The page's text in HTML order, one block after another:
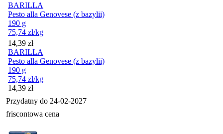
BARILLA
Pesto alla Genovese (z bazylii)
190 g
75,74 zł/kg
Cena
14,39 zł
BARILLA
Pesto alla Genovese (z bazylii)
190 g
75,74 zł/kg
Cena
14,39 zł
Przydatny do 24-02-2027
friscontowa cena